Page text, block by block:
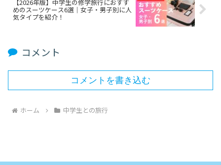
【2026年版】中学生の修学旅行におすす
めのスーツケース6選｜女子・男子別に人
気タイプを紹介！
コメント
コメントを書き込む
ホーム 中学生との旅行